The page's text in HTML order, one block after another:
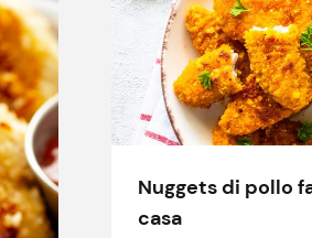
Nuggets di pollo
casa